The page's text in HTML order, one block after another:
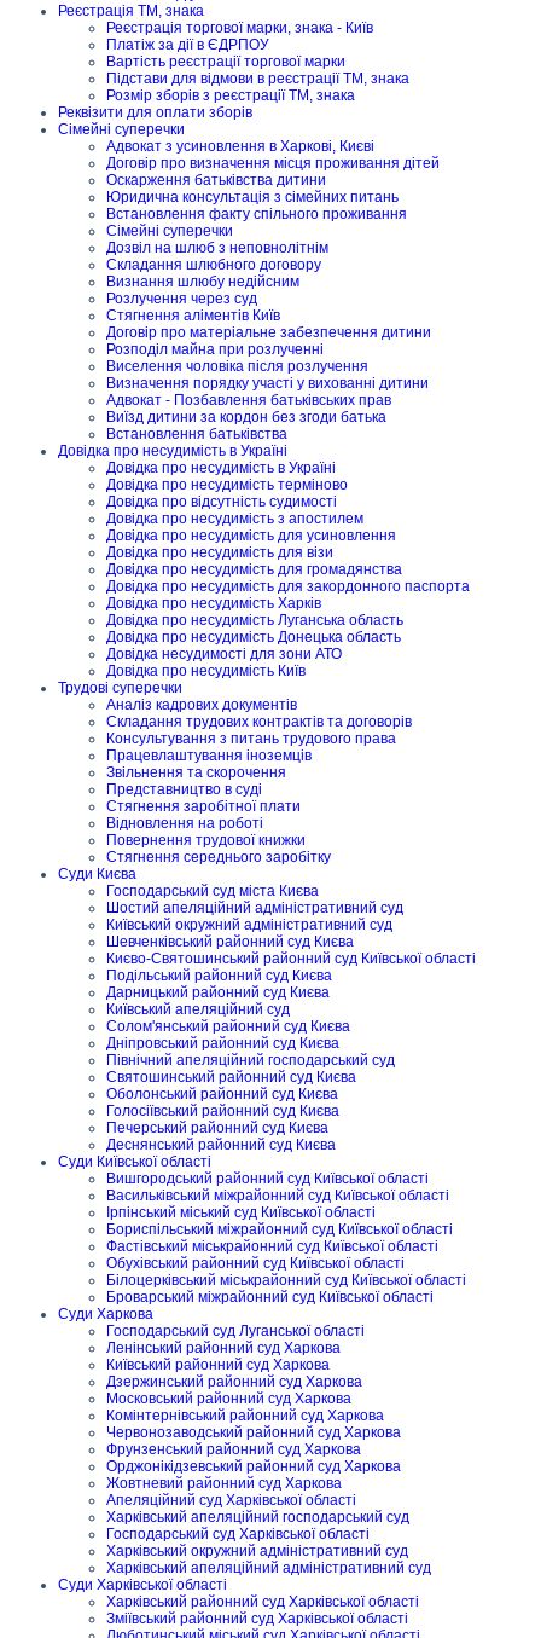
Реєстрація ТМ, знака
Реєстрація торгової марки, знака - Київ
Платіж за дії в ЄДРПОУ
Вартість реєстрації торгової марки
Підстави для відмови в реєстрації ТМ, знака
Розмір зборів з реєстрації ТМ, знака
Реквізити для оплати зборів
Сімейні суперечки
Адвокат з усиновлення в Харкові, Києві
Договір про визначення місця проживання дітей
Оскарження батьківства дитини
Юридична консультація з сімейних питань
Встановлення факту спільного проживання
Сімейні суперечки
Дозвіл на шлюб з неповнолітнім
Складання шлюбного договору
Визнання шлюбу недійсним
Розлучення через суд
Стягнення аліментів Київ
Договір про матеріальне забезпечення дитини
Розподіл майна при розлученні
Виселення чоловіка після розлучення
Визначення порядку участі у вихованні дитини
Адвокат - Позбавлення батьківських прав
Виїзд дитини за кордон без згоди батька
Встановлення батьківства
Довідка про несудимість в Україні
Довідка про несудимість в Україні
Довідка про несудимість терміново
Довідка про відсутність судимості
Довідка про несудимість з апостилем
Довідка про несудимість для усиновлення
Довідка про несудимість для візи
Довідка про несудимість для громадянства
Довідка про несудимість для закордонного паспорта
Довідка про несудимість Харків
Довідка про несудимість Луганська область
Довідка про несудимість Донецька область
Довідка несудимості для зони АТО
Довідка про несудимість Київ
Трудові суперечки
Аналіз кадрових документів
Складання трудових контрактів та договорів
Консультування з питань трудового права
Працевлаштування іноземців
Звільнення та скорочення
Представництво в суді
Стягнення заробітної плати
Відновлення на роботі
Повернення трудової книжки
Стягнення середнього заробітку
Суди Києва
Господарський суд міста Києва
Шостий апеляційний адміністративний суд
Київський окружний адміністративний суд
Шевченківський районний суд Києва
Києво-Святошинський районний суд Київської області
Подільський районний суд Києва
Дарницький районний суд Києва
Київський апеляційний суд
Солом'янський районний суд Києва
Дніпровський районний суд Києва
Північний апеляційний господарський суд
Святошинський районний суд Києва
Оболонський районний суд Києва
Голосіївський районний суд Києва
Печерський районний суд Києва
Деснянський районний суд Києва
Суди Київської області
Вишгородський районний суд Київської області
Васильківський міжрайонний суд Київської області
Ірпінський міський суд Київської області
Бориспільський міжрайонний суд Київської області
Фастівський міськрайонний суд Київської області
Обухівський районний суд Київської області
Білоцерківський міськрайонний суд Київської області
Броварський міжрайонний суд Київської області
Суди Харкова
Господарський суд Луганської області
Ленінський районний суд Харкова
Київський районний суд Харкова
Дзержинський районний суд Харкова
Московський районний суд Харкова
Комінтернівський районний суд Харкова
Червонозаводський районний суд Харкова
Фрунзенський районний суд Харкова
Орджонікідзевський районний суд Харкова
Жовтневий районний суд Харкова
Апеляційний суд Харківської області
Харківський апеляційний господарський суд
Господарський суд Харківської області
Харківський окружний адміністративний суд
Харківський апеляційний адміністративний суд
Суди Харківської області
Харківський районний суд Харківської області
Зміївський районний суд Харківської області